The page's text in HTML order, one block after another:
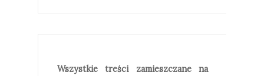
Wszystkie treści zamieszczane na